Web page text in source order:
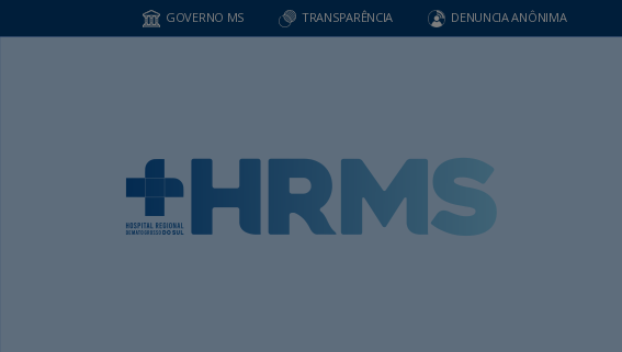
GOVERNO MS TRANSPARÊNCIA DENUNCIA ANÔNIMA